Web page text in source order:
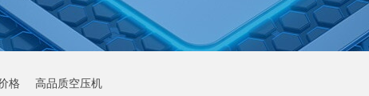
格 高品质空压机